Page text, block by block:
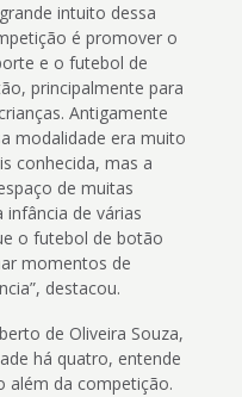
intuito dessa
é promover o
e o futebol de
principalmente para
Antigamente
modalidade era muito
conhecida, mas a
de muitas
de várias
o futebol de botão
momentos de
destacou.
de Oliveira Souza,
há quatro, entende
além da competição.